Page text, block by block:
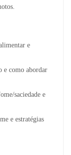
e
e como abordar
saciedade e
e estratégias